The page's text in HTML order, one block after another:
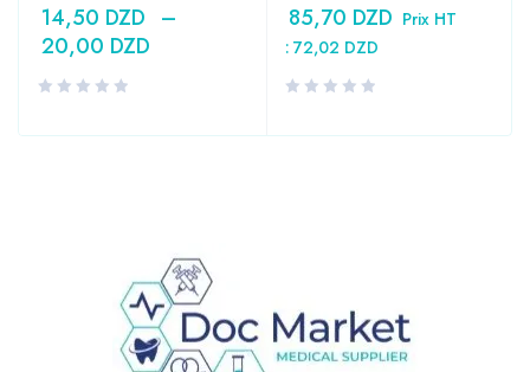
14,50 DZD –
20,00 DZD
85,70 DZD Prix HT
: 72,02 DZD